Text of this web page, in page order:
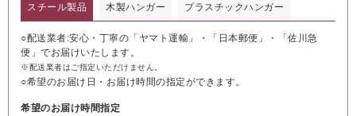
スチール製品 木製ハンガー プラスチックハンガー
○配送業者:安心・丁寧の「ヤマト運輸」・「日本郵便」・「佐川急
便」でお届けいたします。
※配送業者はご指定いただけません。
○希望のお届け日・お届け時間の指定ができます。
希望のお届け時間指定